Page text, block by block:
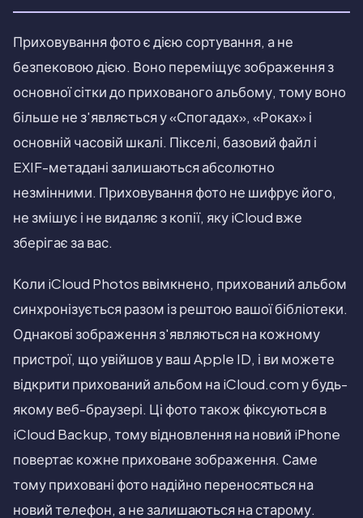
Приховування фото є дією сортування, а не
безпековою дією. Воно переміщує зображення з
основної сітки до прихованого альбому, тому воно
більше не з'являється у «Спогадах», «Роках» і
основній часовій шкалі. Пікселі, базовий файл і
EXIF-метадані залишаються абсолютно
незмінними. Приховування фото не шифрує його,
не змішує і не видаляє з копії, яку iCloud вже
зберігає за вас.
Коли iCloud Photos ввімкнено, прихований альбом
синхронізується разом із рештою вашої бібліотеки.
Однакові зображення з'являються на кожному
пристрої, що увійшов у ваш Apple ID, і ви можете
відкрити прихований альбом на iCloud.com у будь-
якому веб-браузері. Ці фото також фіксуються в
iCloud Backup, тому відновлення на новий iPhone
повертає кожне приховане зображення. Саме
тому приховані фото надійно переносяться на
новий телефон, а не залишаються на старому.